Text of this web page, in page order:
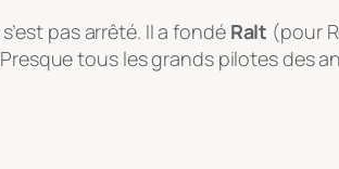
pas arrêté. Il a fondé Ralt (pour
tous les grands pilotes des